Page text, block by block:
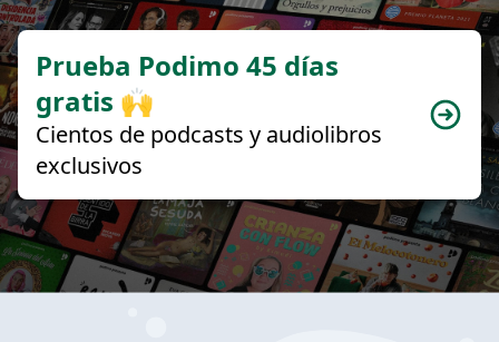
Prueba Podimo 45 días
gratis 🙌
Cientos de podcasts y audiolibros
exclusivos